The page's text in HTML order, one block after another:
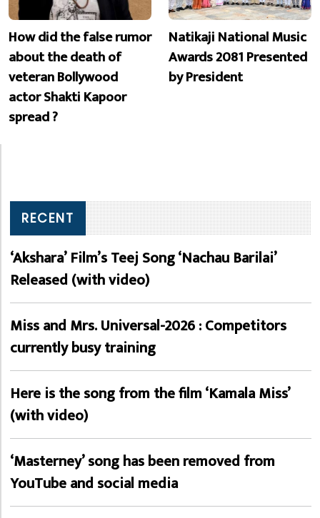
How did the false rumor
about the death of
veteran Bollywood
actor Shakti Kapoor
spread ?
Natikaji National Music
Awards 2081 Presented
by President
RECENT
‘Akshara’ Film’s Teej Song ‘Nachau Barilai’
Released (with video)
Miss and Mrs. Universal-2026 : Competitors
currently busy training
Here is the song from the film ‘Kamala Miss’
(with video)
‘Masterney’ song has been removed from
YouTube and social media